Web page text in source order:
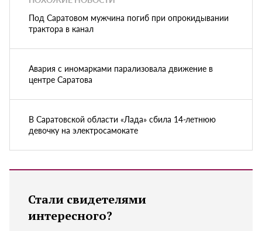
Под Саратовом мужчина погиб при опрокидывании
трактора в канал
Авария с иномарками парализовала движение в
центре Саратова
В Саратовской области «Лада» сбила 14-летнюю
девочку на электросамокате
Стали свидетелями
интересного?